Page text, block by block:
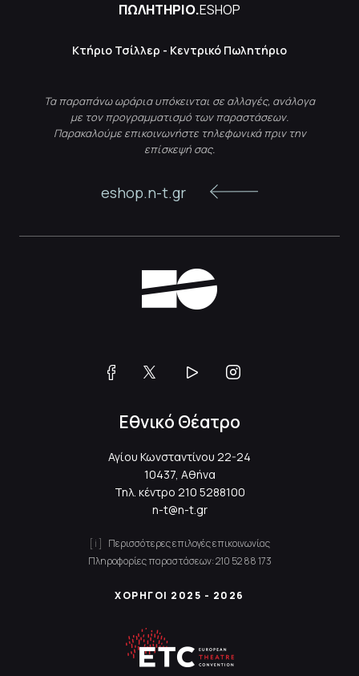
ΠΩΛΗΤΗΡΙΟ.ESHOP
Κτήριο Τσίλλερ - Κεντρικό Πωλητήριο
Τα παραπάνω ωράρια υπόκεινται σε αλλαγές, ανάλογα
με τον προγραμματισμό των παραστάσεων.
Παρακαλούμε επικοινωνήστε τηλεφωνικά πριν την
επίσκεψή σας.
eshop.n-t.gr
Εθνικό Θέατρο
Αγίου Κωνσταντίνου 22-24
10437, Αθήνα
Τηλ. κέντρο 210 5288100
n-t@n-t.gr
Περισσότερες επιλογές επικοινωνίας
Πληροφορίες παραστάσεων:210 52 88 173
ΧΟΡΗΓΟΙ 2025 - 2026